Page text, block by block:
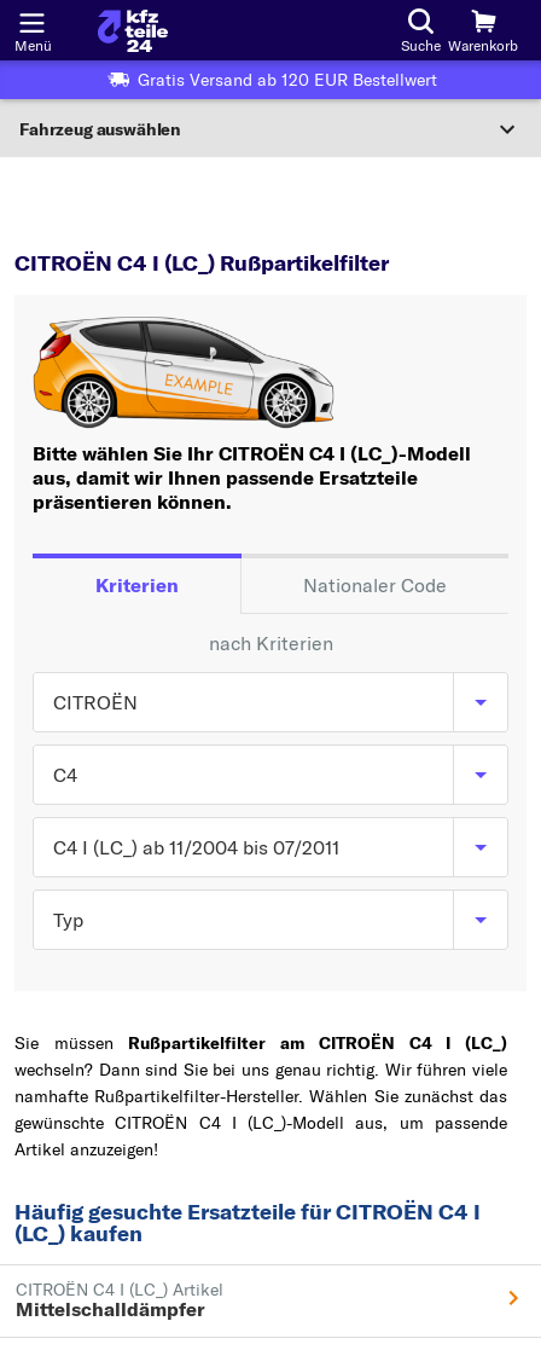
Menü Suche Warenkorb
Gratis Versand ab 120 EUR Bestellwert
Fahrzeug auswählen
Wo finde ich die?
Oder
Oder Fahrzeugauswahl nach Kriterien:
Hersteller wählen
Modell wählen
Typ wählen
CITROËN C4 I (LC_) Rußpartikelfilter
Bitte wählen Sie Ihr CITROËN C4 I (LC_)-Modell
aus, damit wir Ihnen passende Ersatzteile
präsentieren können.
Kriterien Nationaler Code
nach Kriterien
CITROËN
C4
C4 I (LC_) ab 11/2004 bis 07/2011
Typ
Sie müssen Rußpartikelfilter am CITROËN C4 I (LC_)
wechseln? Dann sind Sie bei uns genau richtig. Wir führen viele
namhafte Rußpartikelfilter-Hersteller. Wählen Sie zunächst das
gewünschte CITROËN C4 I (LC_)-Modell aus, um passende
Artikel anzuzeigen!
Häufig gesuchte Ersatzteile für CITROËN C4 I
(LC_) kaufen
CITROËN C4 I (LC_) Artikel
Mittelschalldämpfer